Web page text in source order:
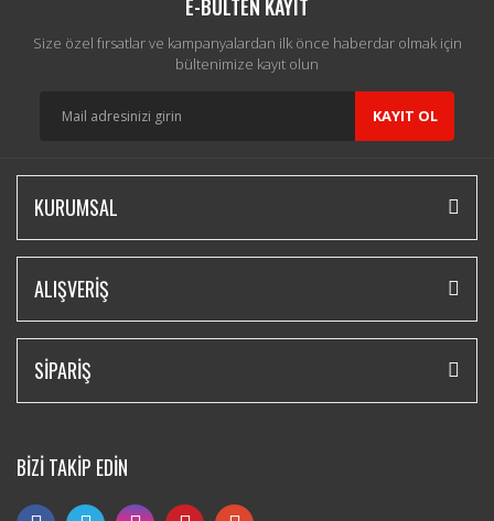
E-BÜLTEN KAYIT
Size özel fırsatlar ve kampanyalardan ilk önce haberdar olmak için
bültenimize kayıt olun
KAYIT OL
KURUMSAL
ALIŞVERİŞ
SİPARİŞ
BİZİ TAKİP EDİN